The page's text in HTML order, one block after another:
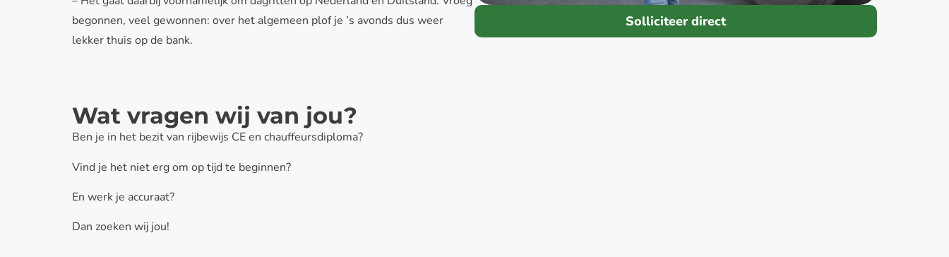
begonnen, veel gewonnen: over het algemeen plof je ’s avonds dus weer
lekker thuis op de bank.
Wat vragen wij van jou?
Ben je in het bezit van rijbewijs CE en chauffeursdiploma?
Vind je het niet erg om op tijd te beginnen?
En werk je accuraat?
Dan zoeken wij jou!
Solliciteer direct